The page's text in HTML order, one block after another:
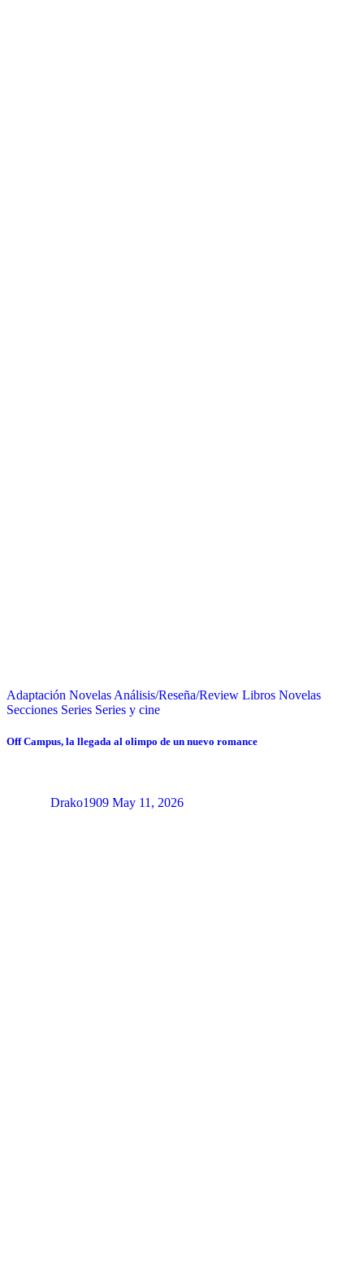
Adaptación Novelas Análisis/Reseña/Review Libros Novelas
Secciones Series Series y cine
Off Campus, la llegada al olimpo de un nuevo romance
Drako1909 May 11, 2026